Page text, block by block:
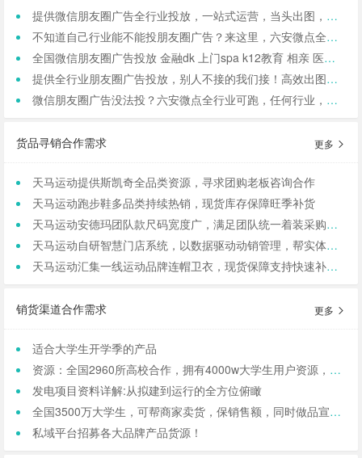
提供微信朋友圈广告全行业投放，一站式运营，当头出图，包过审！
不知道自己行业能不能投朋友圈广告？来这里，六安微点全行业可投！包资质！
全国微信朋友圈广告投放 金融dk 上门spa k12教育 相亲 医院医美 国学等禁投行业包资质 过审 无需保证金
提供全行业朋友圈广告投放，别人不接的我们接！高效出图、专业运营！
微信朋友圈广告没法投？六安微点全行业可跑，任何行业，当天出图，包过审！
货品寻销合作需求 更多
天马运动提供斯凯奇全品类资源，寻求团购老板咨询合作
天马运动跑步鞋多品类持续热销，现货库存保障旺季补货
天马运动安德玛团队款尺码宽度广，满足团队统一着装采购需求
天马运动自研智慧门店系统，以数据驱动动销管理，帮实体商家轻量化运营
天马运动汇集一线运动品牌连帽卫衣，现货保障支持快速补货，寻求b端商家合作
销货渠道合作需求 更多
适合大学生开学季的产品
资源：全国2960所高校合作，拥有4000w大学生用户资源，8万+发底薪的校内学生团长，需求符合大学生日常消费的产品，可保RIO
发电项目资料详解:从拟建到运行的全方位俯瞰
全国3500万大学生，可帮商家卖货，保销售额，同时做品宣和私域搭建！
私域平台招募各大品牌产品货源！